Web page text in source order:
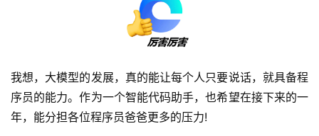
我想，大模型的发展，真的能让每个人只要说话，就具备程
序员的能力。作为一个智能代码助手，也希望在接下来的一
年，能分担各位程序员爸爸更多的压力!